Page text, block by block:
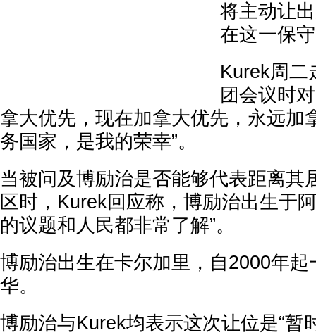
将主动让
在这一保
Kurek周二
团会议时
拿大优先，现在加拿大优先，永远加
务国家，是我的荣幸”。
当被问及博励治是否能够代表距离其
区时，Kurek回应称，博励治出生于
的议题和人民都非常了解”。
博励治出生在卡尔加里，自2000年起
华。
博励治与Kurek均表示这次让位是“暂